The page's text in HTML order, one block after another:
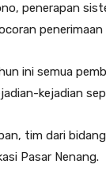
penerapan
ini semua
kejadian
tim dari
Pasar Nenang.